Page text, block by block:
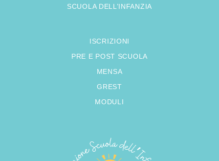
SCUOLA DELL’INFANZIA
ISCRIZIONI
PRE E POST SCUOLA
MENSA
GREST
MODULI